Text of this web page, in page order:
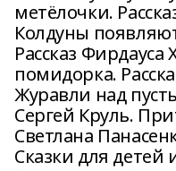
метёлочки.
Колдуны
Рассказ Фирдауса
помидорка.
Журавли над
Сергей Круль.
Светлана
Сказки для